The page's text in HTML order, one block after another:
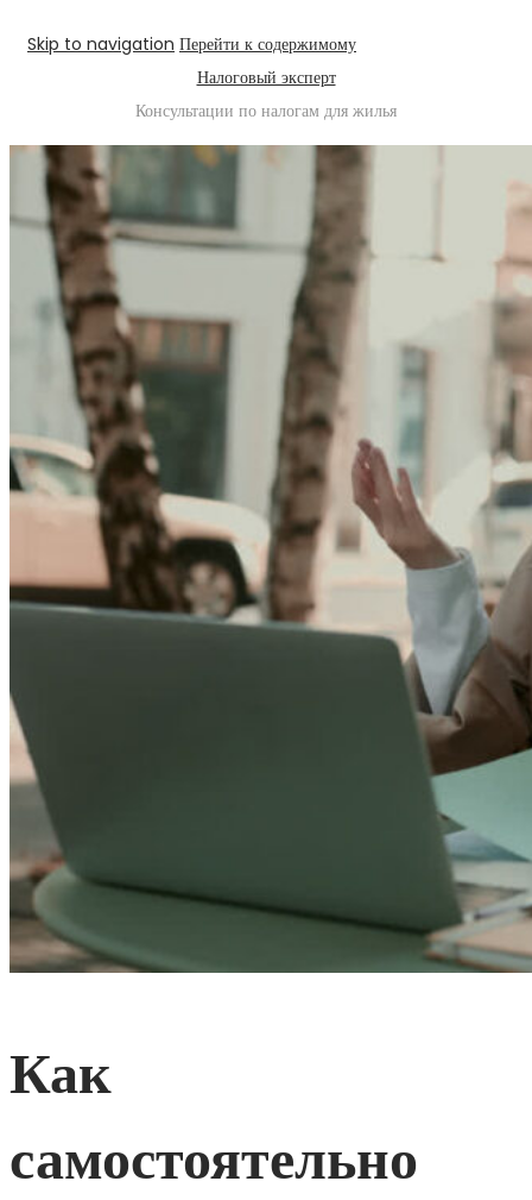
Skip to navigation Перейти к содержимому
Налоговый эксперт
Консультации по налогам для жилья
Как
самостоятельно